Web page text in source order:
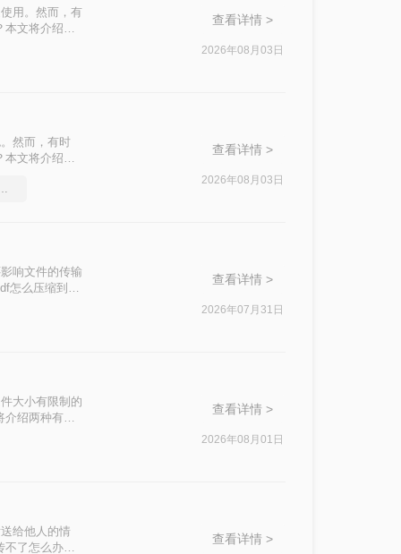
用。然而，有
本文将介绍四
查看详情 >
2026年08月03日
然而，有时
本文将介绍两
件要和好朋友分享
查看详情 >
2026年08月03日
响文件的传输
怎么压缩到
查看详情 >
2026年07月31日
大小有限制的
介绍两种有效
查看详情 >
2026年08月01日
给他人的情
不了怎么办
查看详情 >